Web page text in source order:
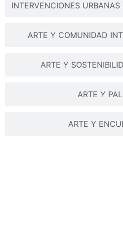
INTERVENCIONES
ARTE Y COMUNIDAD
ARTE Y
ARTE Y
ARTE Y